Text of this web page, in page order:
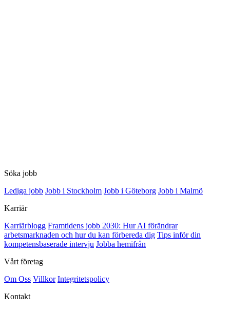
Söka jobb
Lediga jobb Jobb i Stockholm Jobb i Göteborg Jobb i Malmö
Karriär
Karriärblogg Framtidens jobb 2030: Hur AI förändrar
arbetsmarknaden och hur du kan förbereda dig Tips inför din
kompetensbaserade intervju Jobba hemifrån
Vårt företag
Om Oss Villkor Integritetspolicy
Kontakt